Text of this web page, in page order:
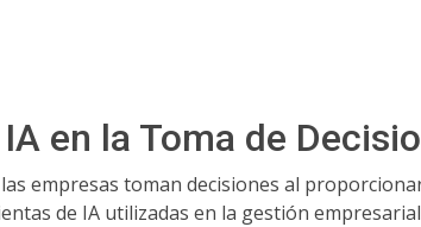
en la Toma de
empresas toman decisiones al
de IA utilizadas en la gestión